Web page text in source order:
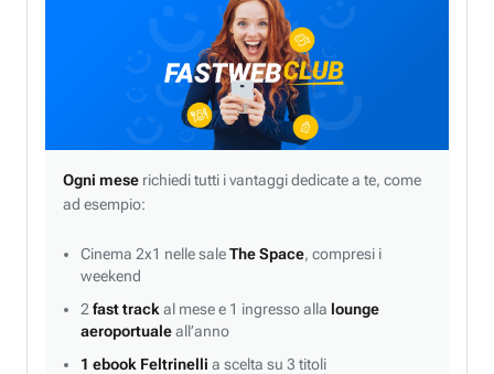
Ogni mese richiedi tutti i vantaggi dedicate a te, come
ad esempio:
Cinema 2x1 nelle saleThe Space, compresi i
weekend
2 fast track al mese e 1 ingresso alla lounge
aeroportualeall’anno
1 ebook Feltrinelli a scelta su 3 titoli